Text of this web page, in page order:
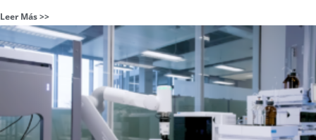
Leer Más >>